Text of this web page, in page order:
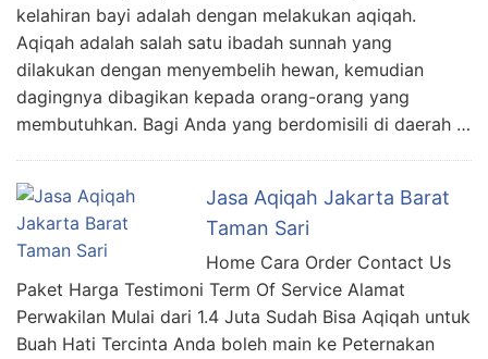
kelahiran bayi adalah dengan melakukan aqiqah.
Aqiqah adalah salah satu ibadah sunnah yang
dilakukan dengan menyembelih hewan, kemudian
dagingnya dibagikan kepada orang-orang yang
membutuhkan. Bagi Anda yang berdomisili di daerah …
Jasa Aqiqah Jakarta Barat
Taman Sari
Home Cara Order Contact Us
Paket Harga Testimoni Term Of Service Alamat
Perwakilan Mulai dari 1.4 Juta Sudah Bisa Aqiqah untuk
Buah Hati Tercinta Anda boleh main ke Peternakan